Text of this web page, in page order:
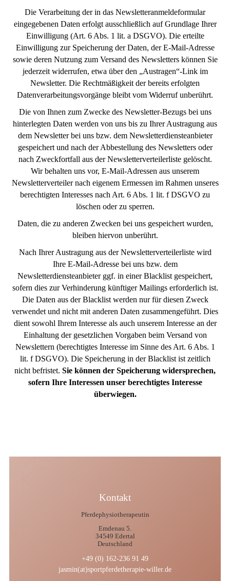
Die Verarbeitung der in das Newsletteranmeldeformular
eingegebenen Daten erfolgt ausschließlich auf Grundlage Ihrer
Einwilligung (Art. 6 Abs. 1 lit. a DSGVO). Die erteilte
Einwilligung zur Speicherung der Daten, der E-Mail-Adresse
sowie deren Nutzung zum Versand des Newsletters können Sie
jederzeit widerrufen, etwa über den „Austragen“-Link im
Newsletter. Die Rechtmäßigkeit der bereits erfolgten
Datenverarbeitungsvorgänge bleibt vom Widerruf unberührt.
Die von Ihnen zum Zwecke des Newsletter-Bezugs bei uns
hinterlegten Daten werden von uns bis zu Ihrer Austragung aus
dem Newsletter bei uns bzw. dem Newsletterdiensteanbieter
gespeichert und nach der Abbestellung des Newsletters oder
nach Zweckfortfall aus der Newsletterverteilerliste gelöscht.
Wir behalten uns vor, E-Mail-Adressen aus unserem
Newsletterverteiler nach eigenem Ermessen im Rahmen unseres
berechtigten Interesses nach Art. 6 Abs. 1 lit. f DSGVO zu
löschen oder zu sperren.
Daten, die zu anderen Zwecken bei uns gespeichert wurden,
bleiben hiervon unberührt.
Nach Ihrer Austragung aus der Newsletterverteilerliste wird
Ihre E-Mail-Adresse bei uns bzw. dem
Newsletterdiensteanbieter ggf. in einer Blacklist gespeichert,
sofern dies zur Verhinderung künftiger Mailings erforderlich ist.
Die Daten aus der Blacklist werden nur für diesen Zweck
verwendet und nicht mit anderen Daten zusammengeführt. Dies
dient sowohl Ihrem Interesse als auch unserem Interesse an der
Einhaltung der gesetzlichen Vorgaben beim Versand von
Newslettern (berechtigtes Interesse im Sinne des Art. 6 Abs. 1
lit. f DSGVO). Die Speicherung in der Blacklist ist zeitlich
nicht befristet. Sie können der Speicherung widersprechen,
sofern Ihre Interessen unser berechtigtes Interesse
überwiegen.
Kontakt
Pferdephysiotherapeutin
Emdenau 5.
34549 Edertal
Deutschland
+49 (0) 162-236 91 49
jasmin(at)sportpferdetherapie-willer.de